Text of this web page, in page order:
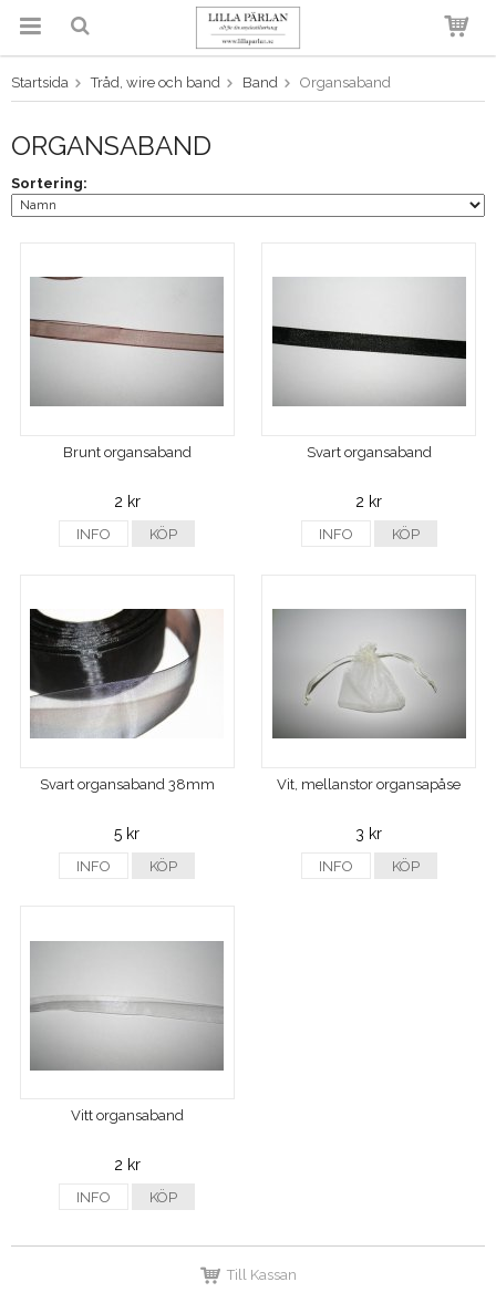
Produkten har blivit tillagd i
varukorgen
Startsida Tråd, wire och band Band Organsaband
ORGANSABAND
Sortering:
Brunt organsaband
2 kr
INFO KÖP
Svart organsaband
2 kr
INFO KÖP
Svart organsaband 38mm
5 kr
INFO KÖP
Vit, mellanstor organsapåse
3 kr
INFO KÖP
Vitt organsaband
2 kr
INFO KÖP
Till Kassan